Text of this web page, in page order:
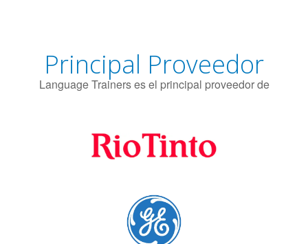
Principal Proveedor